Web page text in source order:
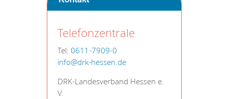
Telefonzentrale
Tel: 0611-7909-0
info@drk-hessen.de
DRK-Landesverband Hessen e.
V.